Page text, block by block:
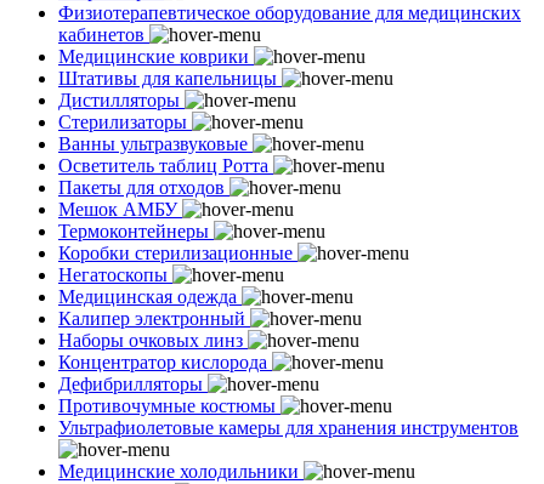
Физиотерапевтическое оборудование для медицинских
кабинетов
Медицинские коврики
Штативы для капельницы
Дистилляторы
Стерилизаторы
Ванны ультразвуковые
Осветитель таблиц Ротта
Пакеты для отходов
Мешок АМБУ
Термоконтейнеры
Коробки стерилизационные
Негатоскопы
Медицинская одежда
Калипер электронный
Наборы очковых линз
Концентратор кислорода
Дефибрилляторы
Противочумные костюмы
Ультрафиолетовые камеры для хранения инструментов
Медицинские холодильники